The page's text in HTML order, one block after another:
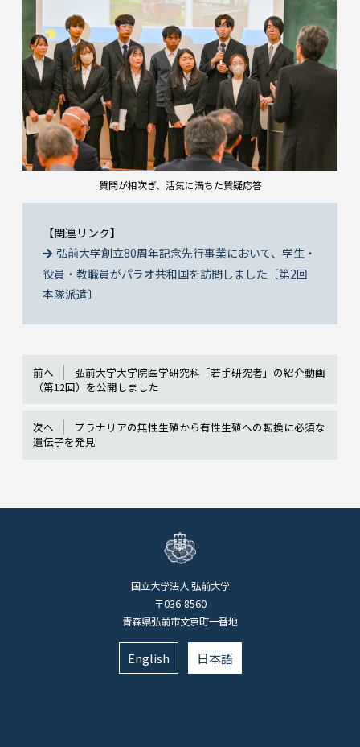
質問が相次ぎ、活気に満ちた質疑応答
【関連リンク】
弘前大学創立80周年記念先行事業において、学生・
役員・教職員がパラオ共和国を訪問しました〔第2回
本隊派遣〕
前へ
弘前大学大学院医学研究科「若手研究者」の紹介動画
（第12回）を公開しました
次へ
プラナリアの無性生殖から有性生殖への転換に必須な
遺伝子を発見
国立大学法人 弘前大学
〒036-8560
青森県弘前市文京町一番地
English 日本語